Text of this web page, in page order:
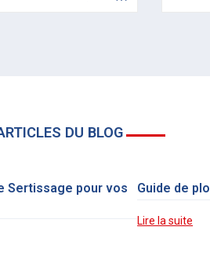
DU BLOG
Sertissage pour vos
Guide de
Lire la suite